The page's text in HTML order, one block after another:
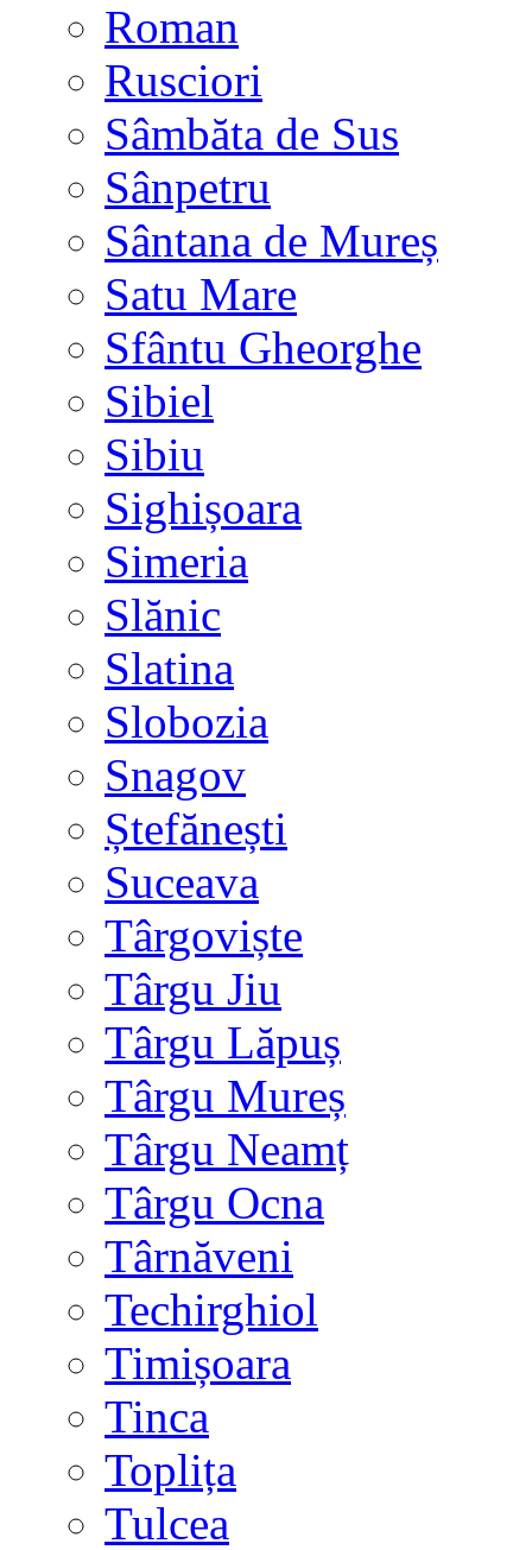
Roman
Rusciori
Sâmbăta de Sus
Sânpetru
Sântana de Mureș
Satu Mare
Sfântu Gheorghe
Sibiel
Sibiu
Sighișoara
Simeria
Slănic
Slatina
Slobozia
Snagov
Ștefănești
Suceava
Târgoviște
Târgu Jiu
Târgu Lăpuș
Târgu Mureș
Târgu Neamț
Târgu Ocna
Târnăveni
Techirghiol
Timișoara
Tinca
Toplița
Tulcea